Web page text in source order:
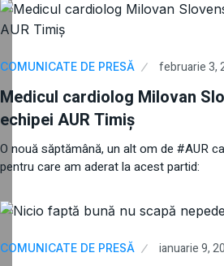
COMUNICATE DE PRESĂ februarie 3,
Medicul cardiolog Milovan
echipei AUR Timiș
O nouă săptămână, un alt om de #AUR
pentru care am aderat la acest partid:
COMUNICATE DE PRESĂ ianuarie 9,